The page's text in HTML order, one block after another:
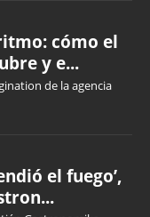
cómo el
y e...
de la agencia
el fuego’,